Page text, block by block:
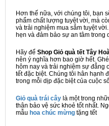
Hơn thế nữa, với chúng tôi, bạn
phẩm chất lượng tuyệt vời, mà
và trải nghiệm mua sắm tuyệt
hẹn và đảm bảo sự an tâm trong
Hãy để Shop Giỏ quà tết Tây
nên ý nghĩa hơn bao giờ hết.
hôm nay và trải nghiệm sự đẳng
tết đặc biệt. Chúng tôi hân hạnh
trong mỗi dịp đặc biệt của cuộc
Giỏ quà trái cây là một trong
thân bảo vệ sức khoẻ tốt nhất.
mẫu hoa chúc mừng tặng tết